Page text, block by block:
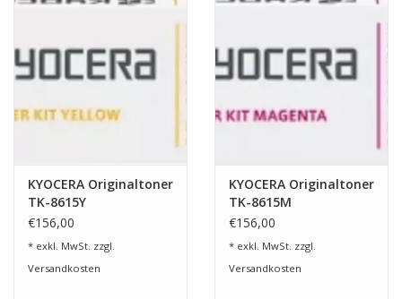
KYOCERA Originaltoner
TK-8615Y
€156,00
* exkl. MwSt. zzgl.
Versandkosten
KYOCERA Originaltoner
TK-8615M
€156,00
* exkl. MwSt. zzgl.
Versandkosten